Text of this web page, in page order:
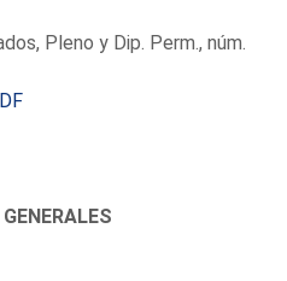
Pleno y Dip. Perm., núm.